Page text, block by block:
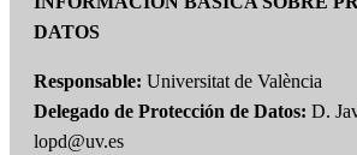
DATOS
Responsable: Universitat de València
Delegado de Protección de Datos: D.
lopd@uv.es